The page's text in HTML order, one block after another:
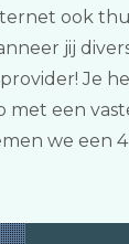
ook
jij
Je
met een
we een